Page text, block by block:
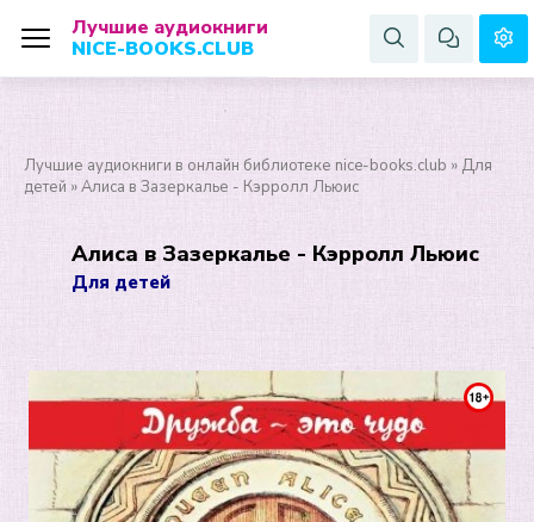
Лучшие аудиокниги
NICE-BOOKS.CLUB
Лучшие аудиокниги в онлайн библиотеке nice-books.club » Для
детей » Алиса в Зазеркалье - Кэрролл Льюис
Алиса в Зазеркалье - Кэрролл Льюис
Для детей